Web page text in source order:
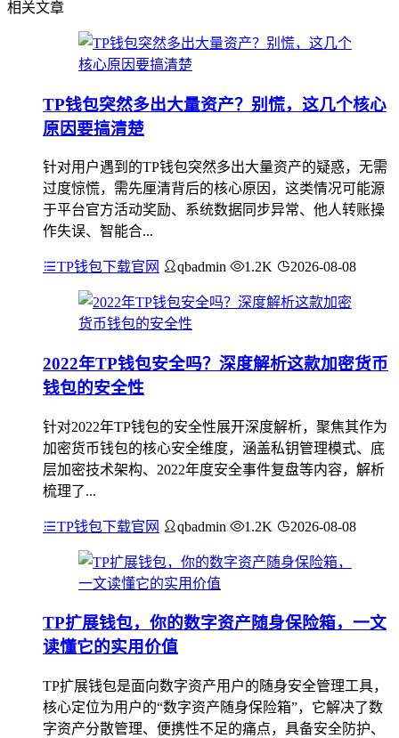
相关文章
TP钱包突然多出大量资产？别慌，这几个核心
原因要搞清楚
针对用户遇到的TP钱包突然多出大量资产的疑惑，无需
过度惊慌，需先厘清背后的核心原因，这类情况可能源
于平台官方活动奖励、系统数据同步异常、他人转账操
作失误、智能合...
TP钱包下载官网 qbadmin 1.2K 2026-08-08
2022年TP钱包安全吗？深度解析这款加密货币
钱包的安全性
针对2022年TP钱包的安全性展开深度解析，聚焦其作为
加密货币钱包的核心安全维度，涵盖私钥管理模式、底
层加密技术架构、2022年度安全事件复盘等内容，解析
梳理了...
TP钱包下载官网 qbadmin 1.2K 2026-08-08
TP扩展钱包，你的数字资产随身保险箱，一文
读懂它的实用价值
TP扩展钱包是面向数字资产用户的随身安全管理工具，
核心定位为用户的“数字资产随身保险箱”，它解决了数
字资产分散管理、便携性不足的痛点，具备安全防护、